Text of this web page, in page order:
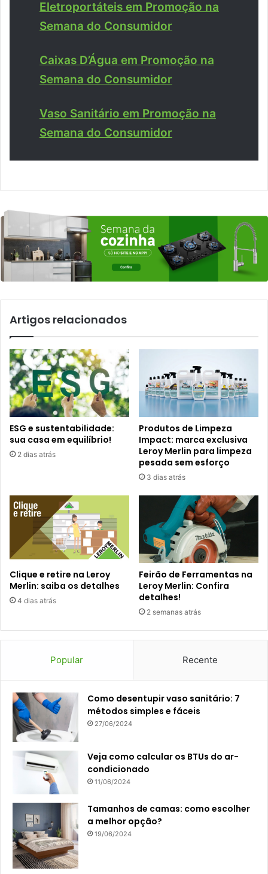
Eletroportáteis em Promoção na
Semana do Consumidor
Caixas D’Água em Promoção na
Semana do Consumidor
Vaso Sanitário em Promoção na
Semana do Consumidor
Artigos relacionados
ESG e sustentabilidade:
sua casa em equilíbrio!
2 dias atrás
Produtos de Limpeza
Impact: marca exclusiva
Leroy Merlin para limpeza
pesada sem esforço
3 dias atrás
Clique e retire na Leroy
Merlin: saiba os detalhes
4 dias atrás
Feirão de Ferramentas na
Leroy Merlin: Confira
detalhes!
2 semanas atrás
Popular Recente
Como desentupir vaso sanitário: 7
métodos simples e fáceis
27/06/2024
Veja como calcular os BTUs do ar-
condicionado
11/06/2024
Tamanhos de camas: como escolher
a melhor opção?
19/06/2024